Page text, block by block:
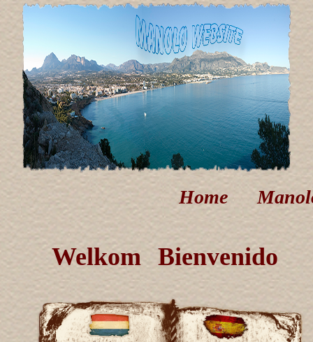
Home
Welkom Bienvenido